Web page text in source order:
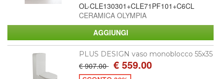
OL-CLE130301+CLE71PF101+C6CL
CERAMICA OLYMPIA
PLUS DESIGN vaso monoblocco 55x35
€ 907.00 € 559.00